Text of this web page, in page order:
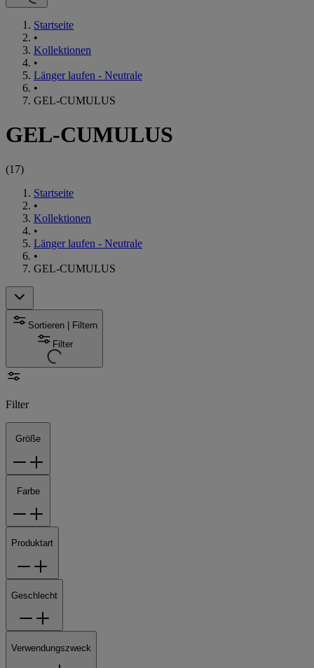
Startseite
•
Kollektionen
•
Länger laufen - Neutrale
•
GEL-CUMULUS
GEL-CUMULUS
(17)
Startseite
•
Kollektionen
•
Länger laufen - Neutrale
•
GEL-CUMULUS
Sortieren | Filtern
Filter
Filter
Größe
Farbe
Produktart
Geschlecht
Verwendungszweck